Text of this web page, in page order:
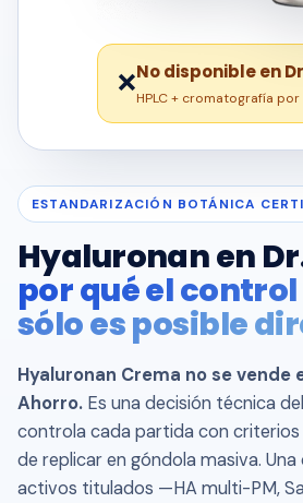
❌No disponible en
HPLC + cromatografía
ESTANDARIZACIÓN BOTÁNICA
Hyaluronan en
por qué el
sólo es posible
Hyaluronan Crema no se vende
Ahorro. Es una decisión técnica
controla cada partida con criterios
de replicar en góndola masiva.
activos titulados —HA multi-PM,